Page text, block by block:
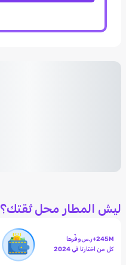
ليش المطار محل ثقتك؟
245M+ ر.سوفّرها
كل من اختارنا في 2024